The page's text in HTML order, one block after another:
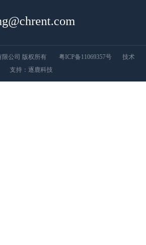
限公司 版权所有 粤ICP备11069357号技术
支持： 逐鹿科技